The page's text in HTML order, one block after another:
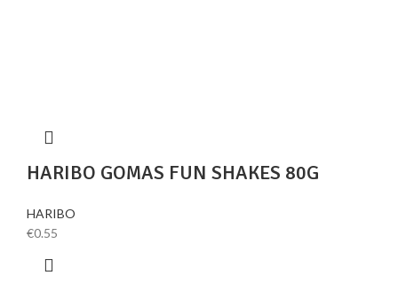
HARIBO GOMAS FUN SHAKES 80G
HARIBO
€0.55